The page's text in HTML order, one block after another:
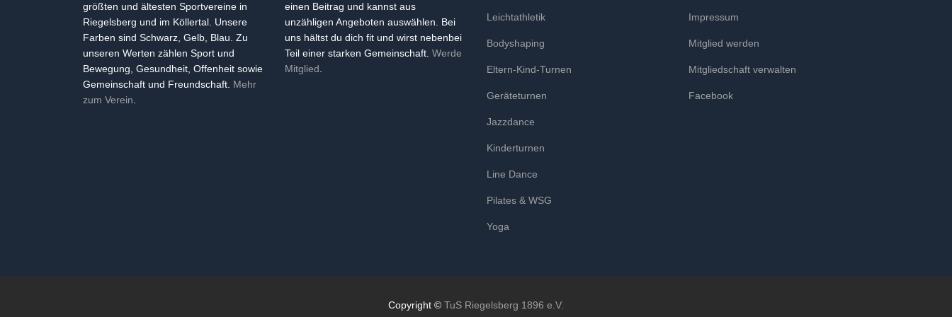
größten und ältesten Sportvereine in
Riegelsberg und im Köllertal. Unsere
Farben sind Schwarz, Gelb, Blau. Zu
unseren Werten zählen Sport und
Bewegung, Gesundheit, Offenheit sowie
Gemeinschaft und Freundschaft. Mehr
zum Verein
einen Beitrag und kannst aus
unzähligen Angeboten auswählen. Bei
uns hältst du dich fit und wirst nebenbei
Teil einer starken Gemeinschaft. Werde
Mitglied
Leichtathletik
Bodyshaping
Eltern-Kind-Turnen
Geräteturnen
Jazzdance
Kinderturnen
Line Dance
Pilates & WSG
Yoga
Impressum
Mitglied werden
Mitgliedschaft verwalten
Facebook
Copyright © TuS Riegelsberg 1896 e.V.